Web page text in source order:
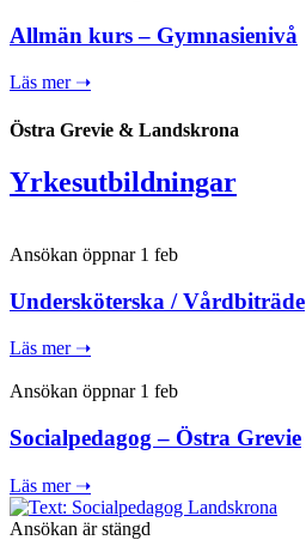
Allmän kurs – Gymnasienivå
Läs mer ➝
Östra Grevie & Landskrona
Yrkesutbildningar
Ansökan öppnar 1 feb
Undersköterska / Vårdbiträde
Läs mer ➝
Ansökan öppnar 1 feb
Socialpedagog – Östra Grevie
Läs mer ➝
Ansökan är stängd